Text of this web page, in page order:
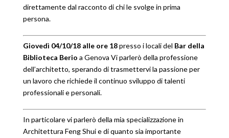
direttamente dal racconto di chi le svolge in prima
persona.
Giovedì 04/10/18 alle ore 18presso i locali del Bar della
Biblioteca Berio a Genova Vi parlerò della professione
dell’architetto, sperando di trasmettervi la passione per
un lavoro che richiede il continuo sviluppo di talenti
professionali e personali.
In particolare vi parlerò della mia specializzazione in
Architettura Feng Shui e di quanto sia importante